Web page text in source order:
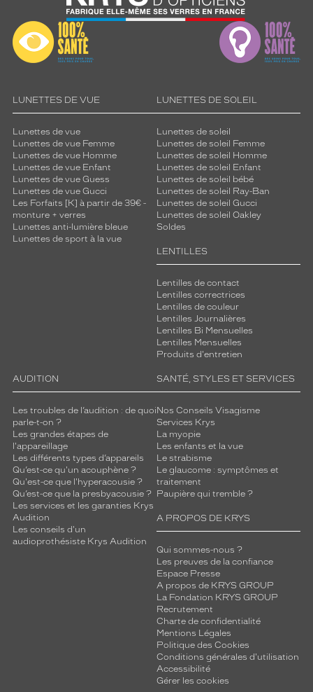
LUNETTES DE VUE
Lunettes de vue
Lunettes de vue Femme
Lunettes de vue Homme
Lunettes de vue Enfant
Lunettes de vue Guess
Lunettes de vue Gucci
Les Forfaits [K] à partir de 39€ -
monture + verres
Lunettes anti-lumière bleue
Lunettes de sport à la vue
LUNETTES DE SOLEIL
Lunettes de soleil
Lunettes de soleil Femme
Lunettes de soleil Homme
Lunettes de soleil Enfant
Lunettes de soleil bébé
Lunettes de soleil Ray-Ban
Lunettes de soleil Gucci
Lunettes de soleil Oakley
Soldes
LENTILLES
Lentilles de contact
Lentilles correctrices
Lentilles de couleur
Lentilles Journalières
Lentilles Bi Mensuelles
Lentilles Mensuelles
Produits d'entretien
AUDITION
Les troubles de l’audition : de quoi
parle-t-on ?
Les grandes étapes de
l'appareillage
Les différents types d’appareils
Qu’est-ce qu'un acouphène ?
Qu'est-ce que l'hyperacousie ?
Qu’est-ce que la presbyacousie ?
Les services et les garanties Krys
Audition
Les conseils d'un
audioprothésiste Krys Audition
SANTÉ, STYLES ET SERVICES
Nos Conseils Visagisme
Services Krys
La myopie
Les enfants et la vue
Le strabisme
Le glaucome : symptômes et
traitement
Paupière qui tremble ?
A PROPOS DE KRYS
Qui sommes-nous ?
Les preuves de la confiance
Espace Presse
A propos de KRYS GROUP
La Fondation KRYS GROUP
Recrutement
Charte de confidentialité
Mentions Légales
Politique des Cookies
Conditions générales d'utilisation
Accessibilité
Gérer les cookies